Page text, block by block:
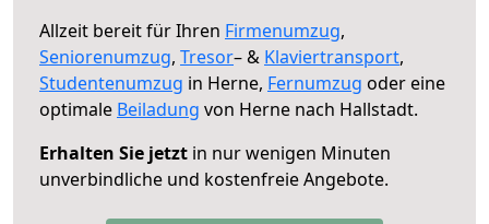
Allzeit bereit für Ihren Firmenumzug,
Seniorenumzug, Tresor– & Klaviertransport,
Studentenumzug in Herne, Fernumzug oder eine
optimale Beiladung von Herne nach Hallstadt.
Erhalten Sie jetzt in nur wenigen Minuten
unverbindliche und kostenfreie Angebote.